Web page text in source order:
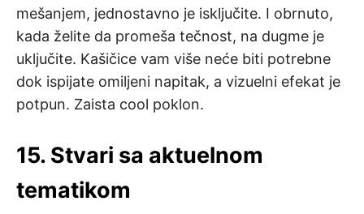
mešanjem, jednostavno je isključite. I obrnuto,
kada želite da promeša tečnost, na dugme je
uključite. Kašičice vam više neće biti potrebne
dok ispijate omiljeni napitak, a vizuelni efekat je
potpun. Zaista cool poklon.
15. Stvari sa aktuelnom
tematikom